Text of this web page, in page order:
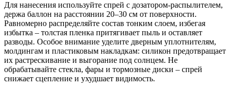
Для нанесения используйте спрей с дозатором-распылителем,
держа баллон на расстоянии 20–30 см от поверхности.
Равномерно распределяйте состав тонким слоем, избегая
избытка – толстая пленка притягивает пыль и оставляет
разводы. Особое внимание уделите дверным уплотнителям,
молдингам и пластиковым накладкам: силикон предотвращает
их растрескивание и выгорание под солнцем. Не
обрабатывайте стекла, фары и тормозные диски – спрей
снижает сцепление и ухудшает видимость.